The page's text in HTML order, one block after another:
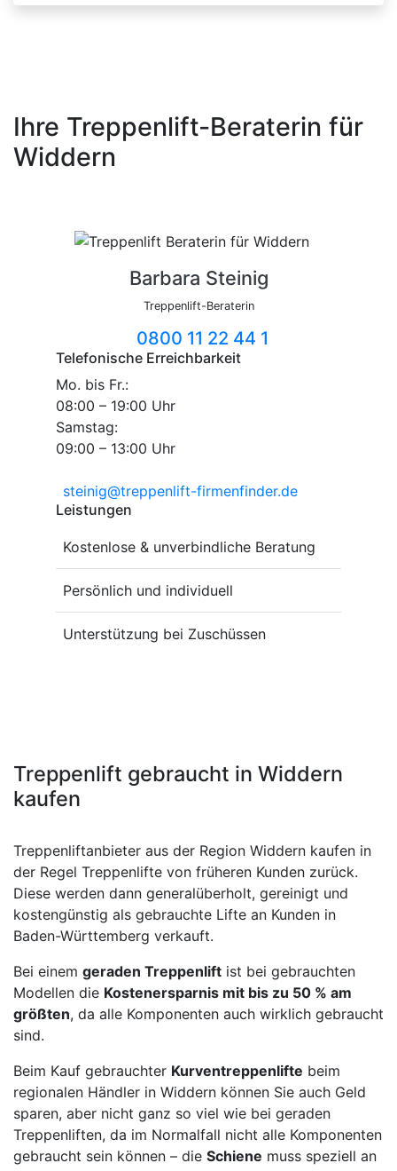
Ihre Treppenlift-Beraterin für
Widdern
Barbara Steinig
Treppenlift-Beraterin
0800 11 22 44 1
Telefonische Erreichbarkeit
Mo. bis Fr.:
08:00 – 19:00 Uhr
Samstag:
09:00 – 13:00 Uhr
steinig@treppenlift-firmenfinder.de
Leistungen
Kostenlose & unverbindliche Beratung
Persönlich und individuell
Unterstützung bei Zuschüssen
Treppenlift gebraucht in Widdern
kaufen
Treppenliftanbieter aus der Region Widdern kaufen in
der Regel Treppenlifte von früheren Kunden zurück.
Diese werden dann generalüberholt, gereinigt und
kostengünstig als gebrauchte Lifte an Kunden in
Baden-Württemberg verkauft.
Bei einem geraden Treppenlift ist bei gebrauchten
Modellen die Kostenersparnis mit bis zu 50 % am
größten, da alle Komponenten auch wirklich gebraucht
sind.
Beim Kauf gebrauchter Kurventreppenlifte beim
regionalen Händler in Widdern können Sie auch Geld
sparen, aber nicht ganz so viel wie bei geraden
Treppenliften, da im Normalfall nicht alle Komponenten
gebraucht sein können – die Schiene muss speziell an